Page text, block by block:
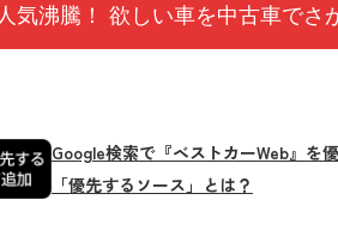
気沸騰！ 欲しい車を中古車でさ
Google検索で『ベストカーWeb』を
「優先するソース」とは？